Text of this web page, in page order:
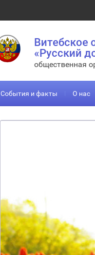
Витебское
«Русский
общественная
События и факты О нас